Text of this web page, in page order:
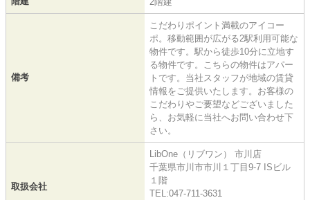
備考
こだわりポイント満載のアイコー
ポ。移動範囲が広がる2駅利用可能な
物件です。駅から徒歩10分に立地す
る物件です。こちらの物件はアパー
トです。当社スタッフが地域の賃貸
情報をご提供いたします。お客様の
こだわりやご要望などございました
ら、お気軽に当社へお問い合わせ下
さい。
取扱会社
LibOne（リブワン） 市川店
千葉県市川市市川１丁目9-7 ISビル
１階
TEL:047-711-3631